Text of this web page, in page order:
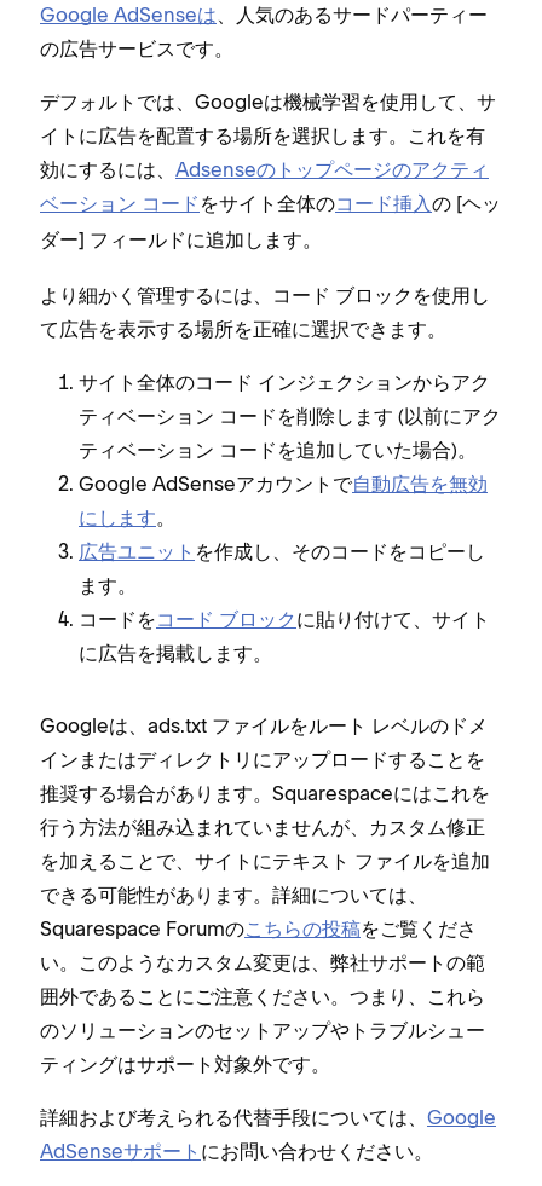
Google AdSenseは ⁠、人気のあるサ⁠ードパ⁠ーテ⁠ィ⁠ー
の広告サ⁠ービスです⁠。
デフ⁠ォルトでは⁠、Googleは機械学習を使用して⁠、サ
イトに広告を配置する場所を選択します⁠。これを有
効にするには⁠、 Adsenseのト⁠ップペ⁠ージのアクテ⁠ィ
ベ⁠ーシ⁠ョン コ⁠ード をサイト全体のコ⁠ード挿入の [⁠ヘ⁠ッ
ダ⁠ー⁠] フ⁠ィ⁠ールドに追加します⁠。
より細かく管理するには⁠、コ⁠ード ブロ⁠ックを使用し
て広告を表示する場所を正確に選択できます⁠。
サイト全体のコ⁠ード インジ⁠ェクシ⁠ョンからアク
テ⁠ィベ⁠ーシ⁠ョン コ⁠ードを削除します (⁠以前にアク
テ⁠ィベ⁠ーシ⁠ョン コ⁠ードを追加していた場合⁠)⁠。
Google AdSenseアカウントで自動広告を無効
にします⁠。
広告ユニ⁠ット を作成し⁠、そのコ⁠ードをコピ⁠ーし
ます⁠。
コ⁠ードをコ⁠ード ブロ⁠ック に貼り付けて⁠、サイト
に広告を掲載します⁠。
Googleは⁠、ads⁠.txt フ⁠ァイルをル⁠ート レベルのドメ
インまたはデ⁠ィレクトリにア⁠ップロ⁠ードすることを
推奨する場合があります⁠。Squarespaceにはこれを
行う方法が組み込まれていませんが⁠、カスタム修正
を加えることで⁠、サイトにテキスト フ⁠ァイルを追加
できる可能性があります⁠。詳細については⁠、
Squarespace Forumのこちらの投稿をご覧くださ
い⁠。このようなカスタム変更は⁠、弊社サポ⁠ートの範
囲外であることにご注意ください⁠。つまり⁠、これら
のソリ⁠ュ⁠ーシ⁠ョンのセ⁠ットア⁠ップやトラブルシ⁠ュ⁠ー
テ⁠ィングはサポ⁠ート対象外です⁠。
詳細および考えられる代替手段については⁠、 Google
AdSenseサポ⁠ート にお問い合わせください⁠。